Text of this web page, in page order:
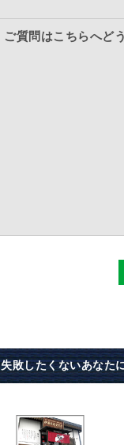
ご質問はこちらへど
失敗したくないあなた